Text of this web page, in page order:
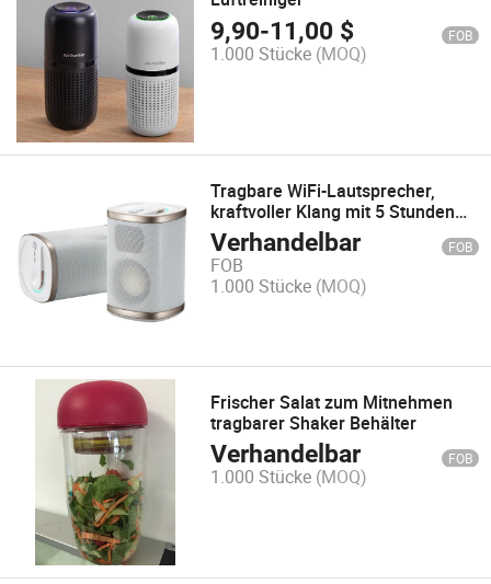
9,90-11,00 $ FOB
1.000 Stücke (MOQ)
Tragbare WiFi-Lautsprecher,
kraftvoller Klang mit 5 Stunden
Akkulaufzeit
Verhandelbar FOB
FOB
1.000 Stücke (MOQ)
Frischer Salat zum Mitnehmen
tragbarer Shaker Behälter
Verhandelbar FOB
1.000 Stücke (MOQ)